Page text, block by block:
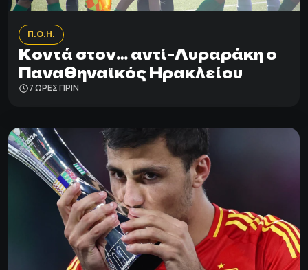
Π.Ο.Η.
Κοντά στον… αντί-Λυραράκη ο
Παναθηναϊκός Ηρακλείου
7 ΩΡΕΣ ΠΡΙΝ